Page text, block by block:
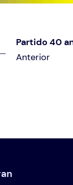
Partido 40
Anterior